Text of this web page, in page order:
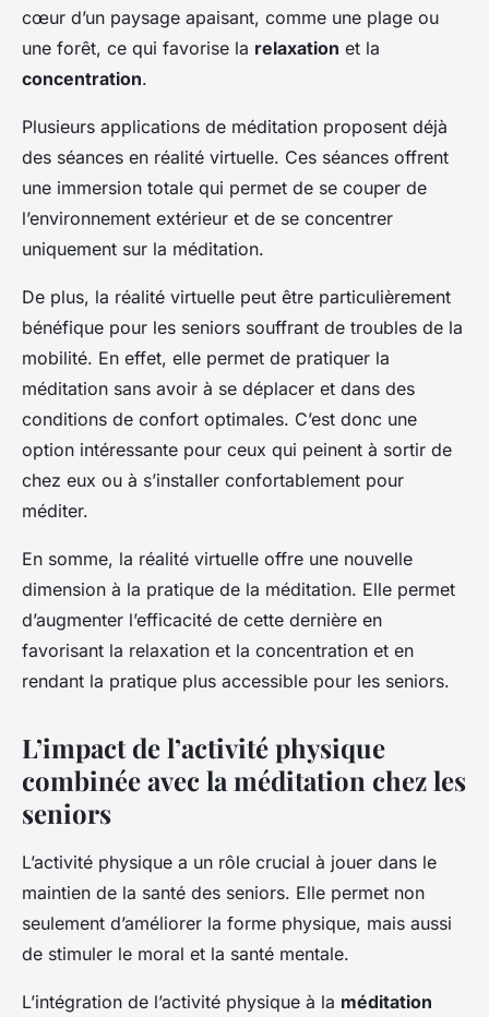
cœur d’un paysage apaisant, comme une plage ou
une forêt, ce qui favorise la relaxation et la
concentration.
Plusieurs applications de méditation proposent déjà
des séances en réalité virtuelle. Ces séances offrent
une immersion totale qui permet de se couper de
l’environnement extérieur et de se concentrer
uniquement sur la méditation.
De plus, la réalité virtuelle peut être particulièrement
bénéfique pour les seniors souffrant de troubles de la
mobilité. En effet, elle permet de pratiquer la
méditation sans avoir à se déplacer et dans des
conditions de confort optimales. C’est donc une
option intéressante pour ceux qui peinent à sortir de
chez eux ou à s’installer confortablement pour
méditer.
En somme, la réalité virtuelle offre une nouvelle
dimension à la pratique de la méditation. Elle permet
d’augmenter l’efficacité de cette dernière en
favorisant la relaxation et la concentration et en
rendant la pratique plus accessible pour les seniors.
L’impact de l’activité physique
combinée avec la méditation chez les
seniors
L’activité physique a un rôle crucial à jouer dans le
maintien de la santé des seniors. Elle permet non
seulement d’améliorer la forme physique, mais aussi
de stimuler le moral et la santé mentale.
L’intégration de l’activité physique à la méditation